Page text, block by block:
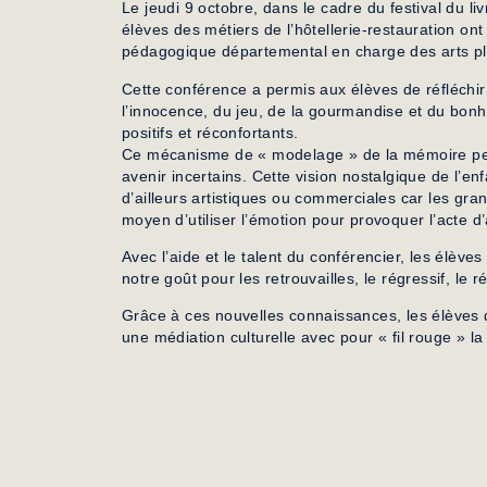
Le jeudi 9 octobre, dans le cadre du festival du
élèves des métiers de l’hôtellerie-restauration
pédagogique départemental en charge des arts
Cette conférence a permis aux élèves de
l’innocence, du jeu, de la gourmandise et du
positifs et réconfortants.
Ce mécanisme de « modelage » de la mémoire
avenir incertains. Cette vision nostalgique de
d’ailleurs artistiques ou commerciales car les
moyen d’utiliser l’émotion pour provoquer l’acte
Avec l’aide et le talent du conférencier, les
notre goût pour les retrouvailles, le régressif, le
Grâce à ces nouvelles connaissances, les
une médiation culturelle avec pour « fil rouge »